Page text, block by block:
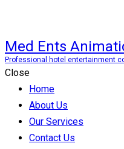
Med Ents
Professional hotel entertainment
Close
Home
About Us
Our Services
Contact Us